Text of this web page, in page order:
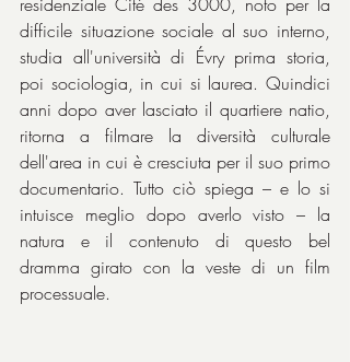
difficile situazione sociale al suo interno,
studia all'università di Évry prima storia,
poi sociologia, in cui si laurea. Quindici
anni dopo aver lasciato il quartiere natio,
ritorna a filmare la diversità culturale
dell'area in cui è cresciuta per il suo primo
documentario. Tutto ciò spiega – e lo si
intuisce meglio dopo averlo visto – la
natura e il contenuto di questo bel
dramma girato con la veste di un film
processuale.